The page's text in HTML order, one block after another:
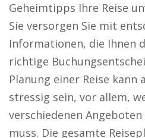
Geheimtipps Ihre Reise
Sie versorgen Sie mit
Informationen, die Ihnen
richtige
Planung einer Reise kann
stressig sein, vor allem,
verschiedenen
muss. Die gesamte